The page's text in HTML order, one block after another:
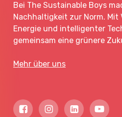
Bei The Sustainable Boys
Nachhaltigkeit zur Norm. Mit
Energie und intelligenter
gemeinsam eine grünere
Mehr über uns